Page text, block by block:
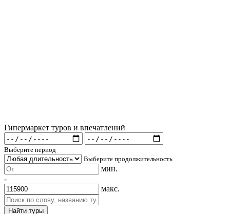
Гипермаркет туров и впечатлений
Выберите период
Выберите продолжительность
мин.
-
макс.
Найти туры